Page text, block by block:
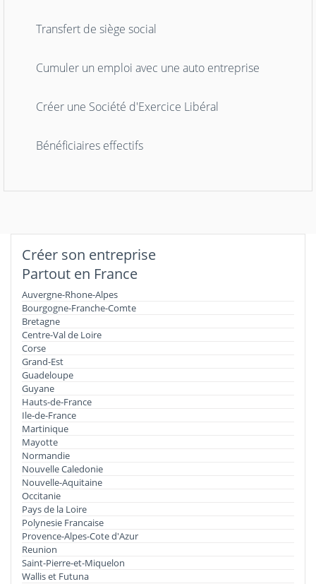
Transfert de siège social
Cumuler un emploi avec une auto entreprise
Créer une Société d'Exercice Libéral
Bénéficiaires effectifs
Créer son entreprise
Partout en France
Auvergne-Rhone-Alpes
Bourgogne-Franche-Comte
Bretagne
Centre-Val de Loire
Corse
Grand-Est
Guadeloupe
Guyane
Hauts-de-France
Ile-de-France
Martinique
Mayotte
Normandie
Nouvelle Caledonie
Nouvelle-Aquitaine
Occitanie
Pays de la Loire
Polynesie Francaise
Provence-Alpes-Cote d'Azur
Reunion
Saint-Pierre-et-Miquelon
Wallis et Futuna